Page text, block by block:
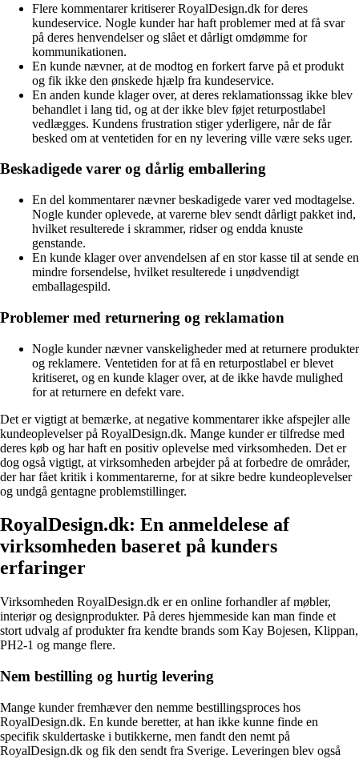
Flere kommentarer kritiserer RoyalDesign.dk for deres
kundeservice. Nogle kunder har haft problemer med at få svar
på deres henvendelser og slået et dårligt omdømme for
kommunikationen.
En kunde nævner, at de modtog en forkert farve på et produkt
og fik ikke den ønskede hjælp fra kundeservice.
En anden kunde klager over, at deres reklamationssag ikke blev
behandlet i lang tid, og at der ikke blev føjet returpostlabel
vedlægges. Kundens frustration stiger yderligere, når de får
besked om at ventetiden for en ny levering ville være seks uger.
Beskadigede varer og dårlig emballering
En del kommentarer nævner beskadigede varer ved modtagelse.
Nogle kunder oplevede, at varerne blev sendt dårligt pakket ind,
hvilket resulterede i skrammer, ridser og endda knuste
genstande.
En kunde klager over anvendelsen af en stor kasse til at sende en
mindre forsendelse, hvilket resulterede i unødvendigt
emballagespild.
Problemer med returnering og reklamation
Nogle kunder nævner vanskeligheder med at returnere produkter
og reklamere. Ventetiden for at få en returpostlabel er blevet
kritiseret, og en kunde klager over, at de ikke havde mulighed
for at returnere en defekt vare.
Det er vigtigt at bemærke, at negative kommentarer ikke afspejler alle
kundeoplevelser på RoyalDesign.dk. Mange kunder er tilfredse med
deres køb og har haft en positiv oplevelse med virksomheden. Det er
dog også vigtigt, at virksomheden arbejder på at forbedre de områder,
der har fået kritik i kommentarerne, for at sikre bedre kundeoplevelser
og undgå gentagne problemstillinger.
RoyalDesign.dk: En anmeldelese af
virksomheden baseret på kunders
erfaringer
Virksomheden RoyalDesign.dk er en online forhandler af møbler,
interiør og designprodukter. På deres hjemmeside kan man finde et
stort udvalg af produkter fra kendte brands som Kay Bojesen, Klippan,
PH2-1 og mange flere.
Nem bestilling og hurtig levering
Mange kunder fremhæver den nemme bestillingsproces hos
RoyalDesign.dk. En kunde beretter, at han ikke kunne finde en
specifik skuldertaske i butikkerne, men fandt den nemt på
RoyalDesign.dk og fik den sendt fra Sverige. Leveringen blev også